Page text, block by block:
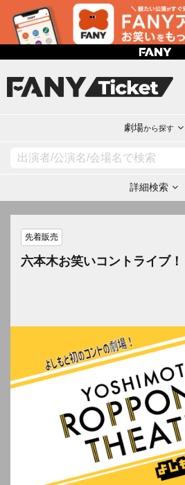
劇場から探す
詳細検索
先着販売
六本木お笑いコントライブ！